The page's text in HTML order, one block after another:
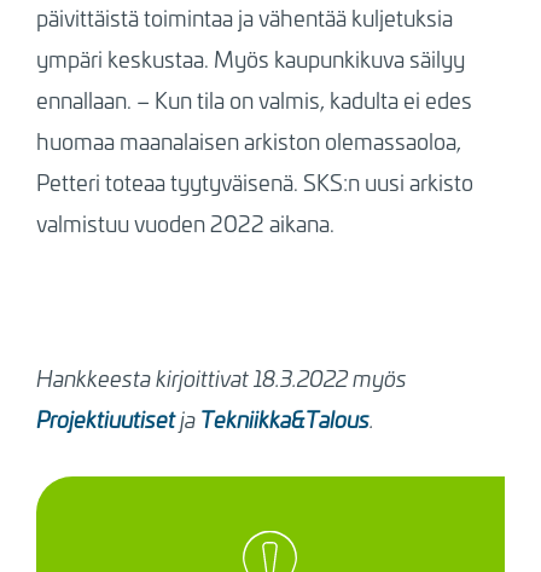
päivittäistä toimintaa ja vähentää kuljetuksia
ympäri keskustaa. Myös kaupunkikuva säilyy
ennallaan. – Kun tila on valmis, kadulta ei edes
huomaa maanalaisen arkiston olemassaoloa,
Petteri toteaa tyytyväisenä. SKS:n uusi arkisto
valmistuu vuoden 2022 aikana.
Hankkeesta kirjoittivat 18.3.2022 myös
Projektiuutisetja Tekniikka&Talous.